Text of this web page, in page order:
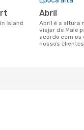
Island
abril
abril é a altura mais concorrida para
viajar de Male
acordo com os
nossos clientes